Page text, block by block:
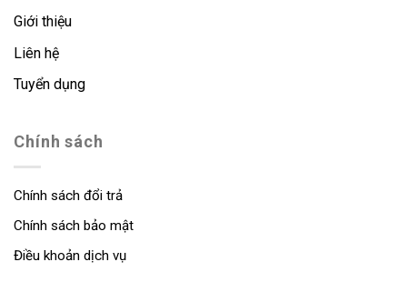
Giới thiệu
Liên hệ
Tuyển dụng
Chính sách
Chính sách đổi trả
Chính sách bảo mật
Điều khoản dịch vụ